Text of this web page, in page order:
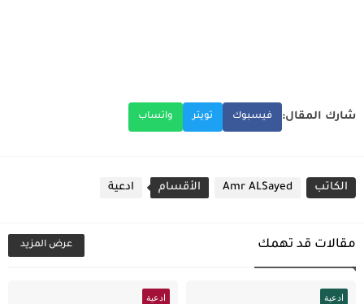
شارك المقال: فيسبوك تويتر واتساب
الكاتب Amr ALSayed الأقسام ادعية
مقالات قد تهمك عرض المزيد
ادعية ادعية